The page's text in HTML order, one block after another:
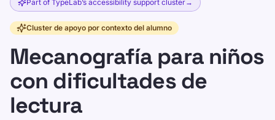
Part of TypeLab’s accessibility support cluster→
Cluster de apoyo por contexto del alumno
Mecanografía para niños
con dificultades de
lectura